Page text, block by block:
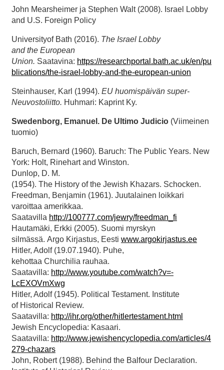
John Mearsheimer ja Stephen Walt (2008). Israel Lobby
and U.S. Foreign Policy
Universityof Bath (2016). The Israel Lobby
andthe European
Union. Saatavina: https://researchportal.bath.ac.uk/en/pu
blications/the-israel-lobby-and-the-european-union
Steinhauser, Karl (1994). EU huomispäivän super-
Neuvostoliitto. Huhmari: Kaprint Ky.
Swedenborg, Emanuel. De Ultimo Judicio (Viimeinen
tuomio)
Baruch, Bernard (1960). Baruch: The Public Years. New
York: Holt, Rinehart and Winston.
Dunlop, D. M.
(1954). The History of the Jewish Khazars. Schocken.
Freedman, Benjamin (1961). Juutalainen loikkari
varoittaa amerikkaa.
Saatavilla http://100777.com/jewry/freedman_fi
Hautamäki, Erkki (2005). Suomi myrskyn
silmässä. Argo Kirjastus, Eesti www.argokirjastus.ee
Hitler, Adolf (19.07.1940). Puhe,
kehottaa Churchilia rauhaa.
Saatavilla: http://www.youtube.com/watch?v=-
LcEXOVmXwg
Hitler, Adolf (1945). Political Testament. Institute
of Historical Review.
Saatavilla: http://ihr.org/other/hitlertestament.html
Jewish Encyclopedia: Kasaari.
Saatavilla: http://www.jewishencyclopedia.com/articles/4
279-chazars
John, Robert (1988). Behind the Balfour Declaration.